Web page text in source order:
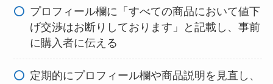
プロフィール欄に「すべての商品において値下
げ交渉はお断りしております」と記載し、事前
に購入者に伝える
定期的にプロフィール欄や商品説明を見直し、